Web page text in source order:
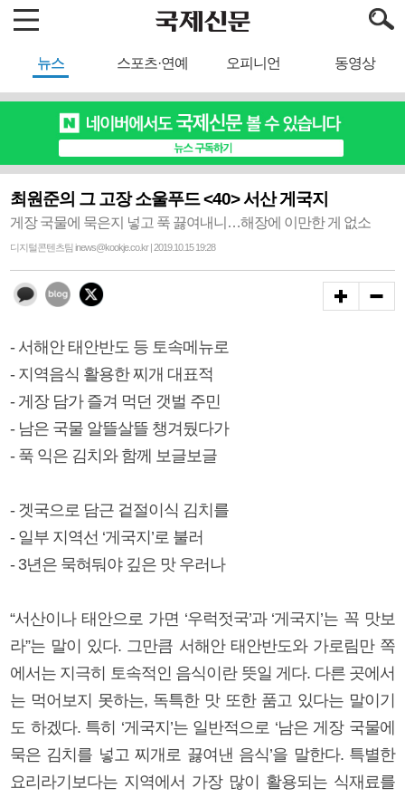
뉴스 스포츠·연예 오피니언 동영상
최원준의 그 고장 소울푸드 <40> 서산 게국지
게장 국물에 묵은지 넣고 푹 끓여내니…해장에 이만한 게 없소
디지털콘텐츠팀 inews@kookje.co.kr | 2019.10.15 19:28
- 서해안 태안반도 등 토속메뉴로
- 지역음식 활용한 찌개 대표적
- 게장 담가 즐겨 먹던 갯벌 주민
- 남은 국물 알뜰살뜰 챙겨뒀다가
- 푹 익은 김치와 함께 보글보글
- 겟국으로 담근 겉절이식 김치를
- 일부 지역선 ‘게국지’로 불러
- 3년은 묵혀둬야 깊은 맛 우러나
“서산이나 태안으로 가면 ‘우럭젓국’과 ‘게국지’는 꼭 맛보
라”는 말이 있다. 그만큼 서해안 태안반도와 가로림만 쪽
에서는 지극히 토속적인 음식이란 뜻일 게다. 다른 곳에서
는 먹어보지 못하는, 독특한 맛 또한 품고 있다는 말이기
도 하겠다. 특히 ‘게국지’는 일반적으로 ‘남은 게장 국물에
묵은 김치를 넣고 찌개로 끓여낸 음식’을 말한다. 특별한
요리라기보다는 지역에서 가장 많이 활용되는 식재료를